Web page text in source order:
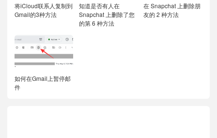
将iCloud联系人复制到
Gmail的3种方法
知道是否有人在
Snapchat 上删除了您
的第 6 种方法
在 Snapchat 上删除朋
友的 2 种方法
如何在Gmail上暂停邮
件